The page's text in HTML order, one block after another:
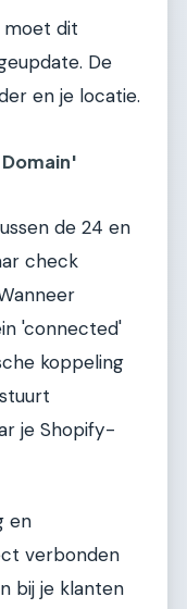
moet dit
De
en je locatie.
de 24 en
check
'connected'
koppeling
je Shopify-
en
verbonden
bij je klanten